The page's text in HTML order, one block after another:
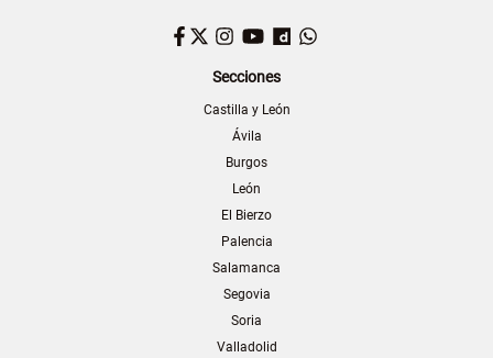
Facebook
TwitterInstagram
YouTubeDailymotion
Secciones
Castilla y León
Ávila
Burgos
León
El Bierzo
Palencia
Salamanca
Segovia
Soria
Valladolid